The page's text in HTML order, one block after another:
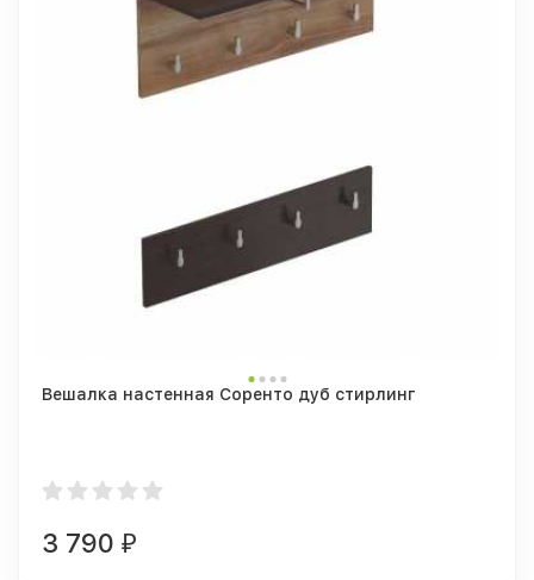
Вешалка настенная Соренто дуб стирлинг
3 790 ₽